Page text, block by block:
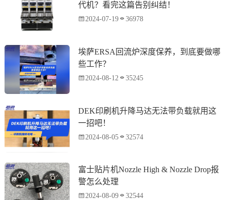
代机？看完这篇告别纠结！
2024-07-19 36978
埃萨ERSA回流炉深度保养，到底要做哪
些工作？
2024-08-12 35245
DEK印刷机升降马达无法带负载就用这
一招吧！
2024-08-05 32574
富士贴片机Nozzle High & Nozzle Drop报
警怎么处理
2024-08-09 32544